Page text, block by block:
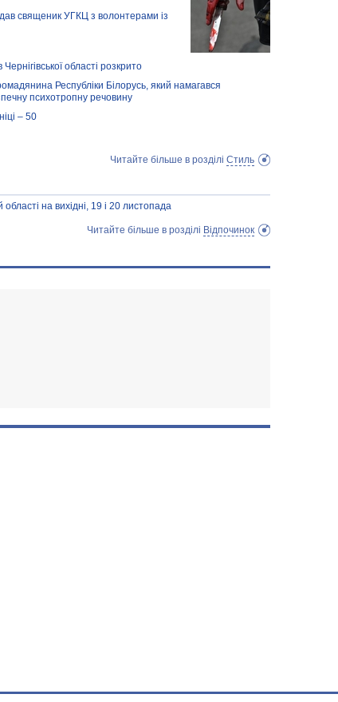
священик УГКЦ з волонтерами із
області розкрито
Республіки Білорусь, який намагався
психотропну речовину
– 50
Читайте більше в розділі Стиль
області на вихідні, 19 і 20 листопада
Читайте більше в розділі Відпочинок